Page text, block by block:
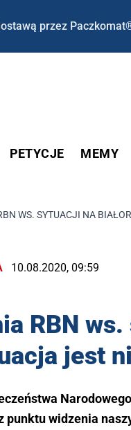
przez
PETYCJE MEMY
WS. SYTUACJI NA
10.08.2020, 09:59
RBN
jest
widzenia